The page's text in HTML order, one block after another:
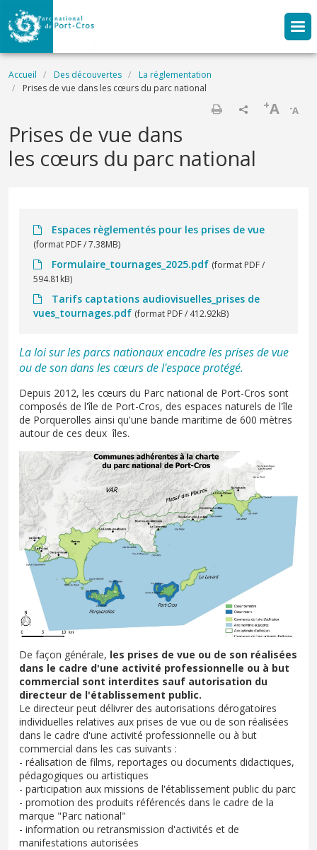
Aller au contenu principal
Fil d'Ariane
Accueil Des découvertes
La réglementation
Prises de vue dans les cœurs du parc national
-A
+A
Prises de vue dans
les cœurs du parc national
Espaces règlementés pour les prises de vue
(format PDF / 7.38MB)
Formulaire_tournages_2025.pdf (format PDF /
594.81kB)
Tarifs captations audiovisuelles_prises de
vues_tournages.pdf (format PDF / 412.92kB)
La loi sur les parcs nationaux encadre les prises de vue
ou de son dans les cœurs de l'espace protégé.
Depuis 2012, les cœurs du Parc national de Port-Cros sont
composés de l'île de Port-Cros, des espaces naturels de l'île
de Porquerolles ainsi qu'une bande maritime de 600 mètres
autour de ces deux îles.
De façon générale, les prises de vue ou de son réalisées
dans le cadre d'une activité professionnelle ou à but
commercial sont interdites sauf autorisation du
directeur de l'établissement public.
Le directeur peut délivrer des autorisations dérogatoires
individuelles relatives aux prises de vue ou de son réalisées
dans le cadre d'une activité professionnelle ou à but
commercial dans les cas suivants :
- réalisation de films, reportages ou documents didactiques,
pédagogiques ou artistiques
- participation aux missions de l'établissement public du parc
- promotion des produits référencés dans le cadre de la
marque "Parc national"
- information ou retransmission d'activités et de
manifestations autorisées